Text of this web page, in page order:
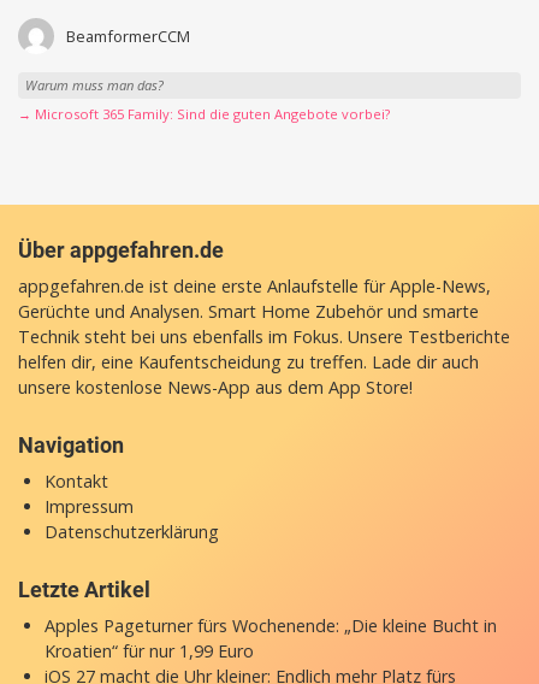
BeamformerCCM
Warum muss man das?
→ Microsoft 365 Family: Sind die guten Angebote vorbei?
Über appgefahren.de
appgefahren.de ist deine erste Anlaufstelle für Apple-News,
Gerüchte und Analysen. Smart Home Zubehör und smarte
Technik steht bei uns ebenfalls im Fokus. Unsere Testberichte
helfen dir, eine Kaufentscheidung zu treffen. Lade dir auch
unsere kostenlose News-App aus dem App Store!
Navigation
Kontakt
Impressum
Datenschutzerklärung
Letzte Artikel
Apples Pageturner fürs Wochenende: „Die kleine Bucht in
Kroatien“ für nur 1,99 Euro
iOS 27 macht die Uhr kleiner: Endlich mehr Platz fürs